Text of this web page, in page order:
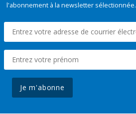
l'abonnement à la newsletter sélectionnée.
Je m'abonne